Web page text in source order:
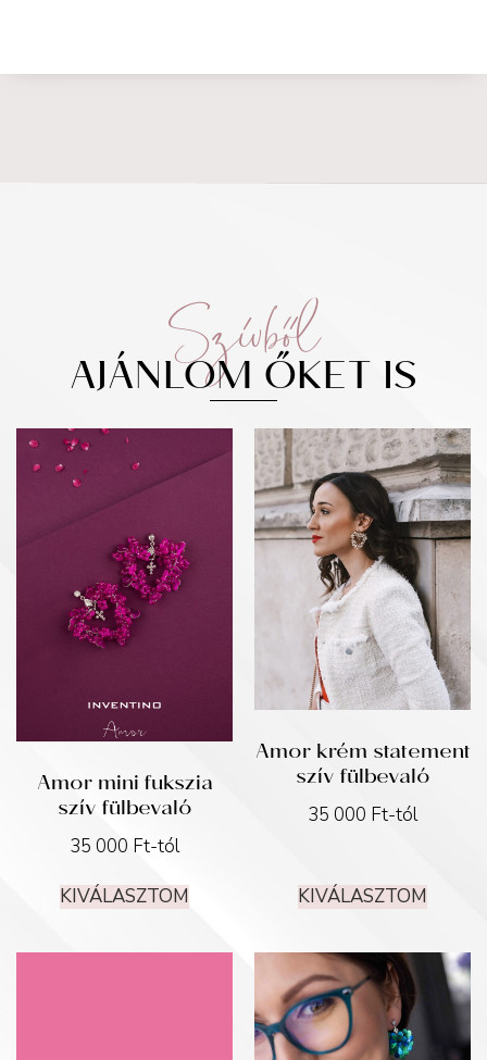
Szívből
AJÁNLOM ŐKET IS
Amor mini fukszia
szív fülbevaló
35 000 Ft-tól
KIVÁLASZTOM
Amor krém statement
szív fülbevaló
35 000 Ft-tól
KIVÁLASZTOM